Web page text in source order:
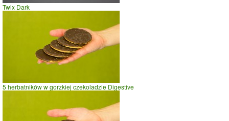
Twix Dark
5 herbatników w gorzkiej czekoladzie Digestive